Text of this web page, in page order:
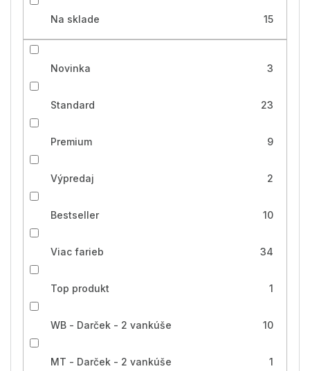
Na sklade 15
Novinka 3
Standard 23
Premium 9
Výpredaj 2
Bestseller 10
Viac farieb 34
Top produkt 1
WB - Darček - 2 vankúše 10
MT - Darček - 2 vankúše 1